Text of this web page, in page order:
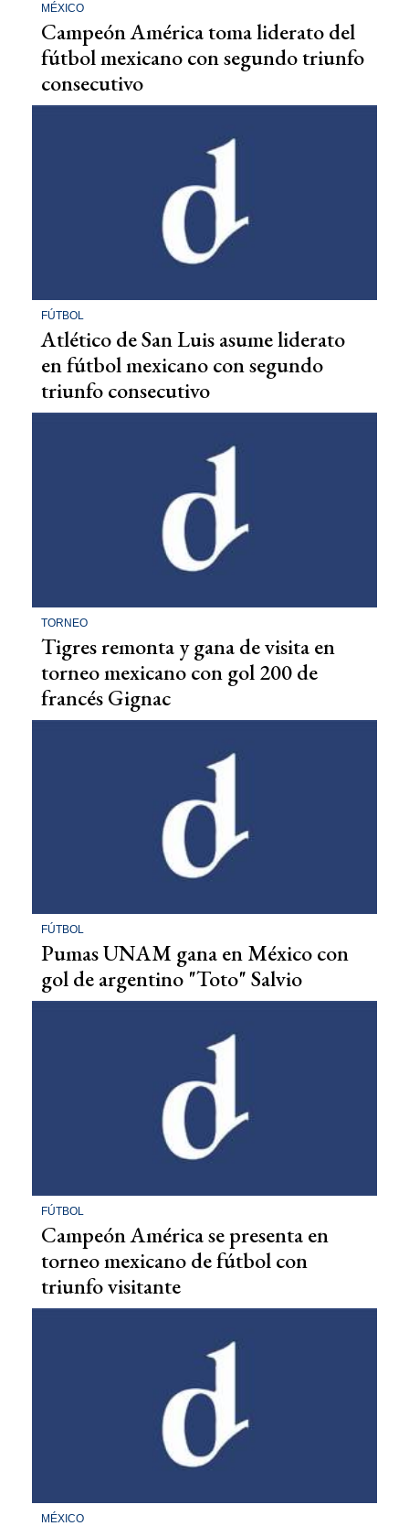
MÉXICO
Campeón América toma liderato del
fútbol mexicano con segundo triunfo
consecutivo
FÚTBOL
Atlético de San Luis asume liderato
en fútbol mexicano con segundo
triunfo consecutivo
TORNEO
Tigres remonta y gana de visita en
torneo mexicano con gol 200 de
francés Gignac
FÚTBOL
Pumas UNAM gana en México con
gol de argentino "Toto" Salvio
FÚTBOL
Campeón América se presenta en
torneo mexicano de fútbol con
triunfo visitante
MÉXICO